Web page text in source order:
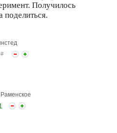
Получилось
поделиться.
#
Раменское